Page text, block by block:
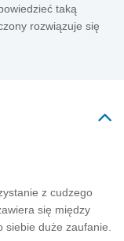
taką
rozwiązuje się
z cudzego
się między
siebie duże zaufanie.